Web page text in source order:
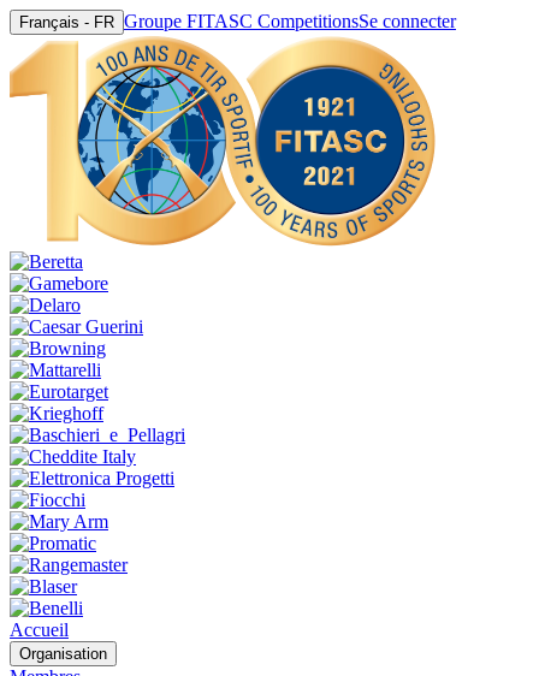
Français - FR Groupe FITASC CompetitionsSe connecter
Accueil
Organisation